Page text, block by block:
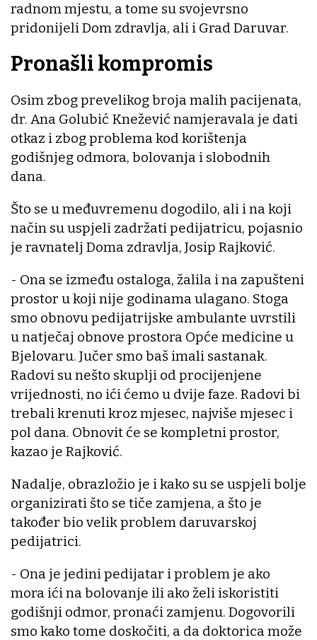
radnom mjestu, a tome su svojevrsno
pridonijeli Dom zdravlja, ali i Grad Daruvar.
Pronašli kompromis
Osim zbog prevelikog broja malih pacijenata,
dr. Ana Golubić Knežević namjeravala je dati
otkaz i zbog problema kod korištenja
godišnjeg odmora, bolovanja i slobodnih
dana.
Što se u međuvremenu dogodilo, ali i na koji
način su uspjeli zadržati pedijatricu, pojasnio
je ravnatelj Doma zdravlja, Josip Rajković.
- Ona se između ostaloga, žalila i na zapušteni
prostor u koji nije godinama ulagano. Stoga
smo obnovu pedijatrijske ambulante uvrstili
u natječaj obnove prostora Opće medicine u
Bjelovaru. Jučer smo baš imali sastanak.
Radovi su nešto skuplji od procijenjene
vrijednosti, no ići ćemo u dvije faze. Radovi bi
trebali krenuti kroz mjesec, najviše mjesec i
pol dana. Obnovit će se kompletni prostor,
kazao je Rajković.
Nadalje, obrazložio je i kako su se uspjeli bolje
organizirati što se tiče zamjena, a što je
također bio velik problem daruvarskoj
pedijatrici.
- Ona je jedini pedijatar i problem je ako
mora ići na bolovanje ili ako želi iskoristiti
godišnji odmor, pronaći zamjenu. Dogovorili
smo kako tome doskočiti, a da doktorica može